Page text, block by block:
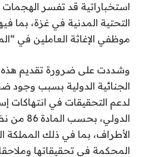
استخباراتية قد تفسر الهجمات
التحتية المدنية في غزة، بما
موظفي الإغاثة العاملين في
وشددت على ضرورة تقديم هذه
الجنائية الدولية بسبب وجود
لدعم التحقيقات في انتهاكات
الدولي،
الأطراف، بما في ذلك المملكة
المحكمة في تحقيقاتها